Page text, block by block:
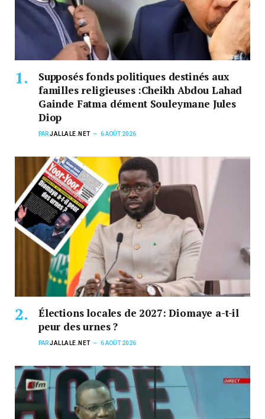
Supposés fonds politiques destinés aux
familles religieuses :Cheikh Abdou Lahad
Gainde Fatma dément Souleymane Jules
Diop
PARJALLALE.NET 6 AOÛT 2026
Élections locales de 2027: Diomaye a-t-il
peur des urnes ?
PARJALLALE.NET 6 AOÛT 2026